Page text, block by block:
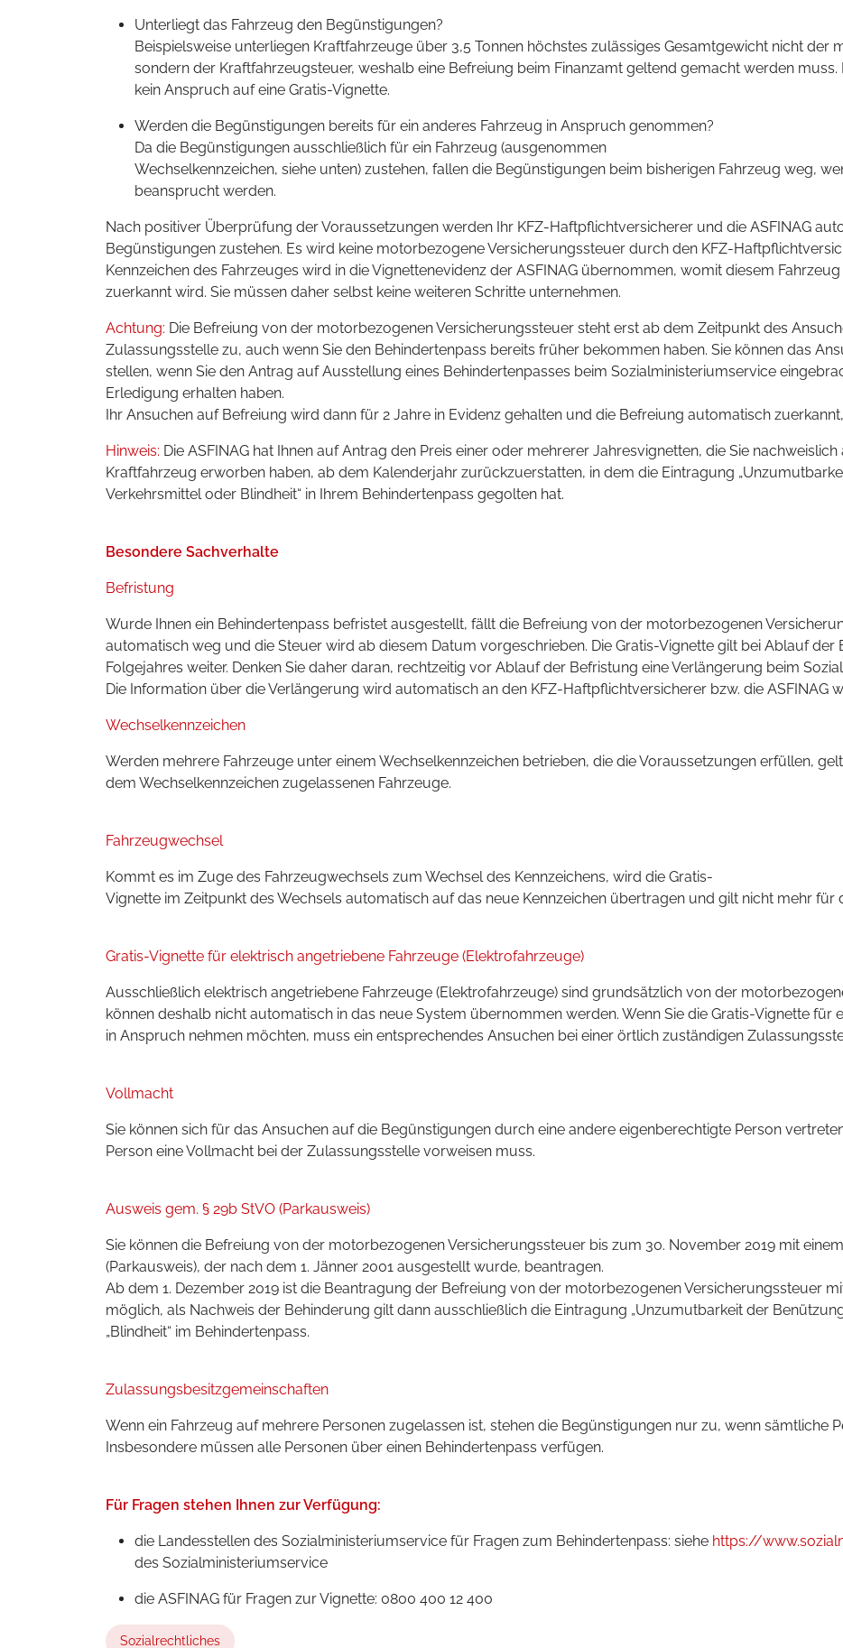
Unterliegt das Fahrzeug den Begünstigungen?
Beispielsweise unterliegen Kraftfahrzeuge über 3,5 Tonnen höchstes zulässiges Gesamtgewicht nicht der
sondern der Kraftfahrzeugsteuer, weshalb eine Befreiung beim Finanzamt geltend gemacht werden
kein Anspruch auf eine Gratis-Vignette.
Werden die Begünstigungen bereits für ein anderes Fahrzeug in Anspruch genommen?
Da die Begünstigungen ausschließlich für ein Fahrzeug (ausgenommen
Wechselkennzeichen, siehe unten) zustehen, fallen die Begünstigungen beim bisherigen Fahrzeug weg,
beansprucht werden.
Nach positiver Überprüfung der Voraussetzungen werden Ihr KFZ-Haftpflichtversicherer und die ASFINAG
Begünstigungen zustehen. Es wird keine motorbezogene Versicherungssteuer durch den KFZ-
Kennzeichen des Fahrzeuges wird in die Vignettenevidenz der ASFINAG übernommen, womit diesem
zuerkannt wird. Sie müssen daher selbst keine weiteren Schritte unternehmen.
Achtung: Die Befreiung von der motorbezogenen Versicherungssteuer steht erst ab dem Zeitpunkt des
Zulassungsstelle zu, auch wenn Sie den Behindertenpass bereits früher bekommen haben. Sie können das
stellen, wenn Sie den Antrag auf Ausstellung eines Behindertenpasses beim Sozialministeriumservice
Erledigung erhalten haben.
Ihr Ansuchen auf Befreiung wird dann für 2 Jahre in Evidenz gehalten und die Befreiung automatisch
Hinweis: Die ASFINAG hat Ihnen auf Antrag den Preis einer oder mehrerer Jahresvignetten, die Sie
Kraftfahrzeug erworben haben, ab dem Kalenderjahr zurückzuerstatten, in dem die Eintragung
Verkehrsmittel oder Blindheit“ in Ihrem Behindertenpass gegolten hat.
Besondere Sachverhalte
Befristung
Wurde Ihnen ein Behindertenpass befristet ausgestellt, fällt die Befreiung von der motorbezogenen
automatisch weg und die Steuer wird ab diesem Datum vorgeschrieben. Die Gratis-Vignette gilt bei Ablauf der
Folgejahres weiter. Denken Sie daher daran, rechtzeitig vor Ablauf der Befristung eine Verlängerung beim
Die Information über die Verlängerung wird automatisch an den KFZ-Haftpflichtversicherer bzw. die ASFINAG
Wechselkennzeichen
Werden mehrere Fahrzeuge unter einem Wechselkennzeichen betrieben, die die Voraussetzungen erfüllen,
dem Wechselkennzeichen zugelassenen Fahrzeuge.
Fahrzeugwechsel
Kommt es im Zuge des Fahrzeugwechsels zum Wechsel des Kennzeichens, wird die Gratis-
Vignette im Zeitpunkt des Wechsels automatisch auf das neue Kennzeichen übertragen und gilt nicht mehr für
Gratis-Vignette für elektrisch angetriebene Fahrzeuge (Elektrofahrzeuge)
Ausschließlich elektrisch angetriebene Fahrzeuge (Elektrofahrzeuge) sind grundsätzlich von der
können deshalb nicht automatisch in das neue System übernommen werden. Wenn Sie die Gratis-Vignette für
in Anspruch nehmen möchten, muss ein entsprechendes Ansuchen bei einer örtlich zuständigen
Vollmacht
Sie können sich für das Ansuchen auf die Begünstigungen durch eine andere eigenberechtigte Person
Person eine Vollmacht bei der Zulassungsstelle vorweisen muss.
Ausweis gem. § 29b StVO (Parkausweis)
Sie können die Befreiung von der motorbezogenen Versicherungssteuer bis zum 30. November 2019 mit
(Parkausweis), der nach dem 1. Jänner 2001 ausgestellt wurde, beantragen.
Ab dem 1. Dezember 2019 ist die Beantragung der Befreiung von der motorbezogenen Versicherungssteuer
möglich, als Nachweis der Behinderung gilt dann ausschließlich die Eintragung „Unzumutbarkeit der
„Blindheit“ im Behindertenpass.
Zulassungsbesitzgemeinschaften
Wenn ein Fahrzeug auf mehrere Personen zugelassen ist, stehen die Begünstigungen nur zu, wenn sämtliche
Insbesondere müssen alle Personen über einen Behindertenpass verfügen.
Für Fragen stehen Ihnen zur Verfügung:
die Landesstellen des Sozialministeriumservice für Fragen zum Behindertenpass: siehe https://
des Sozialministeriumservice
die ASFINAG für Fragen zur Vignette: 0800 400 12 400
Sozialrechtliches